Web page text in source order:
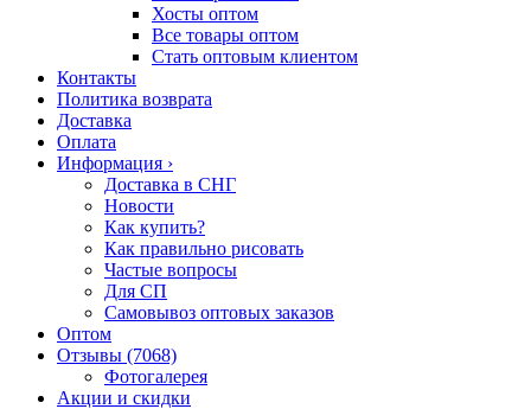
Хосты оптом
Все товары оптом
Стать оптовым клиентом
Контакты
Политика возврата
Доставка
Оплата
Информация ›
Доставка в СНГ
Новости
Как купить?
Как правильно рисовать
Частые вопросы
Для СП
Самовывоз оптовых заказов
Оптом
Отзывы (7068)
Фотогалерея
Акции и скидки